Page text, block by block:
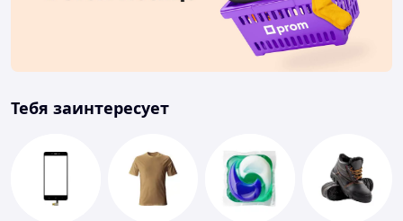
Тебя заинтересует